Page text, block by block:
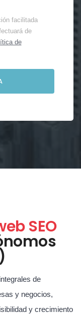
facilitada
de
de
SEO
de
y negocios,
y crecimiento